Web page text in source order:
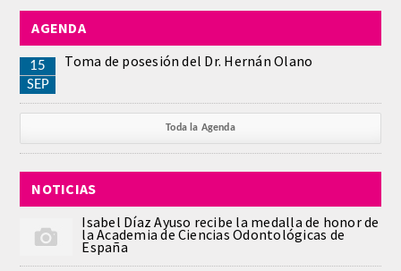
ACADEMICOS
CIENCIAS BASICAS MEDICAS
AFINES A LA ODONTOLOGIA
HUMANIDADES Y CIENCIAS
MEDICO-JURIDICAS
AGENDA
15
SEP
Toma de posesión del Dr. Hernán Olano
Toda la Agenda
NOTICIAS
Isabel Díaz Ayuso recibe la medalla de honor de
la Academia de Ciencias Odontológicas de
España